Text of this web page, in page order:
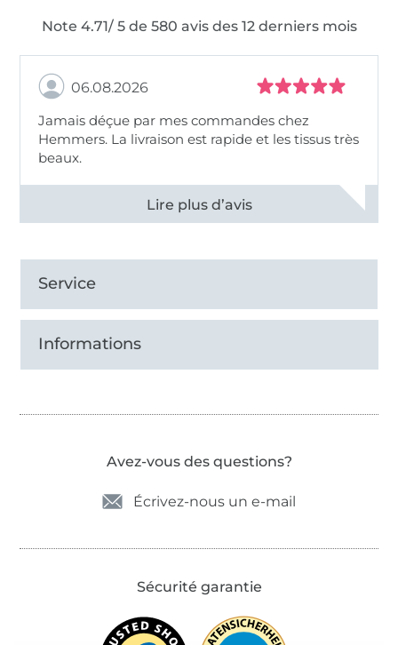
Note 4.71/ 5 de 580 avis des 12 derniers mois
06.08.2026
Jamais déçue par mes commandes chez
Hemmers. La livraison est rapide et les tissus très
beaux.
Voir tous les 11495 commentaires
Service
Informations
Avez-vous des questions?
Écrivez-nous un e-mail
Sécurité garantie